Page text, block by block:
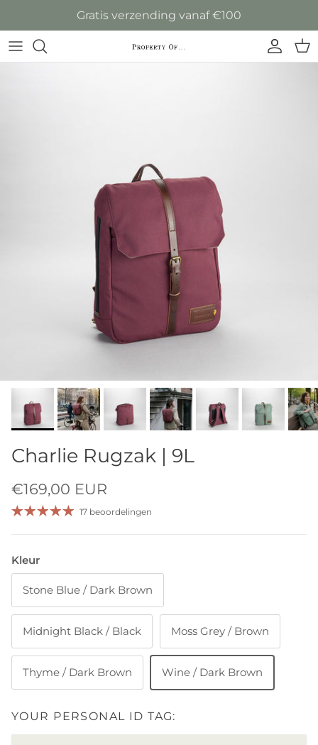
Ga naar inhoud
Gratis verzending vanaf €100
Account
Charlie Rugzak | 9L
€169,00 EUR
17 beoordelingen
Kleur
Stone Blue / Dark Brown
Midnight Black / Black Moss Grey / Brown
Thyme / Dark Brown Wine / Dark Brown
YOUR PERSONAL ID TAG: